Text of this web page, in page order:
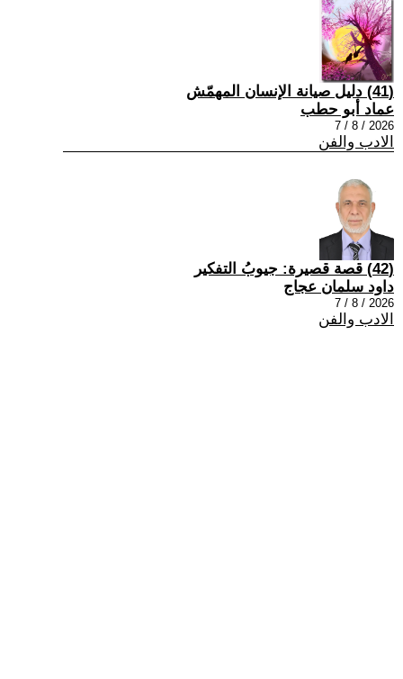
(41) دليل صيانة الإنسان المهمّش
عماد أبو حطب
2026 / 8 / 7
الادب والفن
(42) قصة قصيرة: جيوبُ التفكير
داود سلمان عجاج
2026 / 8 / 7
الادب والفن